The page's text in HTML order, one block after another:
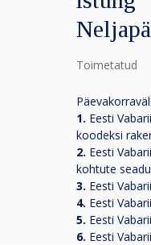
Toimetatud
1. Eesti
koodeksi
2. Eesti
kohtute
3. Eesti
4. Eesti
5. Eesti
6. Eesti